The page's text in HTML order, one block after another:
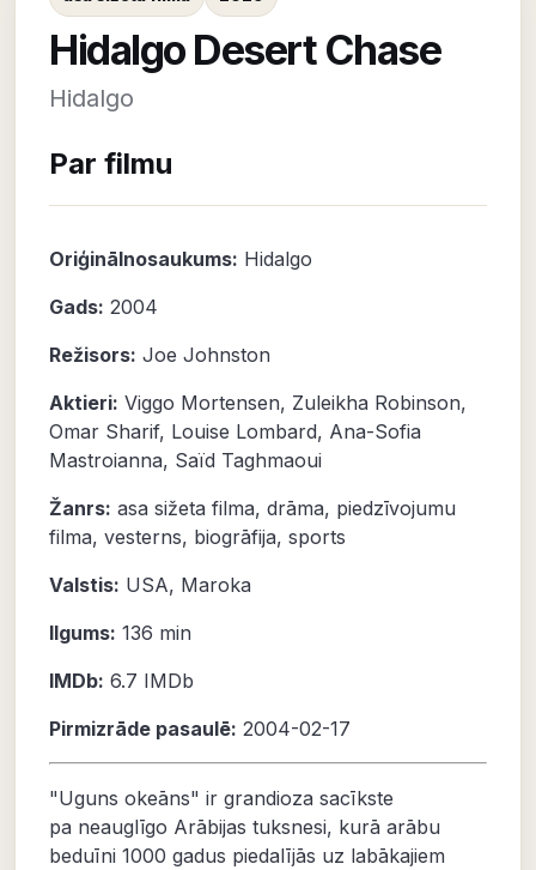
Hidalgo Desert Chase
Hidalgo
Par filmu
Oriģinālnosaukums: Hidalgo
Gads: 2004
Režisors: Joe Johnston
Aktieri: Viggo Mortensen, Zuleikha Robinson,
Omar Sharif, Louise Lombard, Ana-Sofia
Mastroianna, Saïd Taghmaoui
Žanrs: asa sižeta filma, drāma, piedzīvojumu
filma, vesterns, biogrāfija, sports
Valstis: USA, Maroka
Ilgums: 136 min
IMDb: 6.7 IMDb
Pirmizrāde pasaulē: 2004-02-17
"Uguns okeāns" ir grandioza sacīkste
pa neauglīgo Arābijas tuksnesi, kurā arābu
beduīni 1000 gadus piedalījās uz labākajiem